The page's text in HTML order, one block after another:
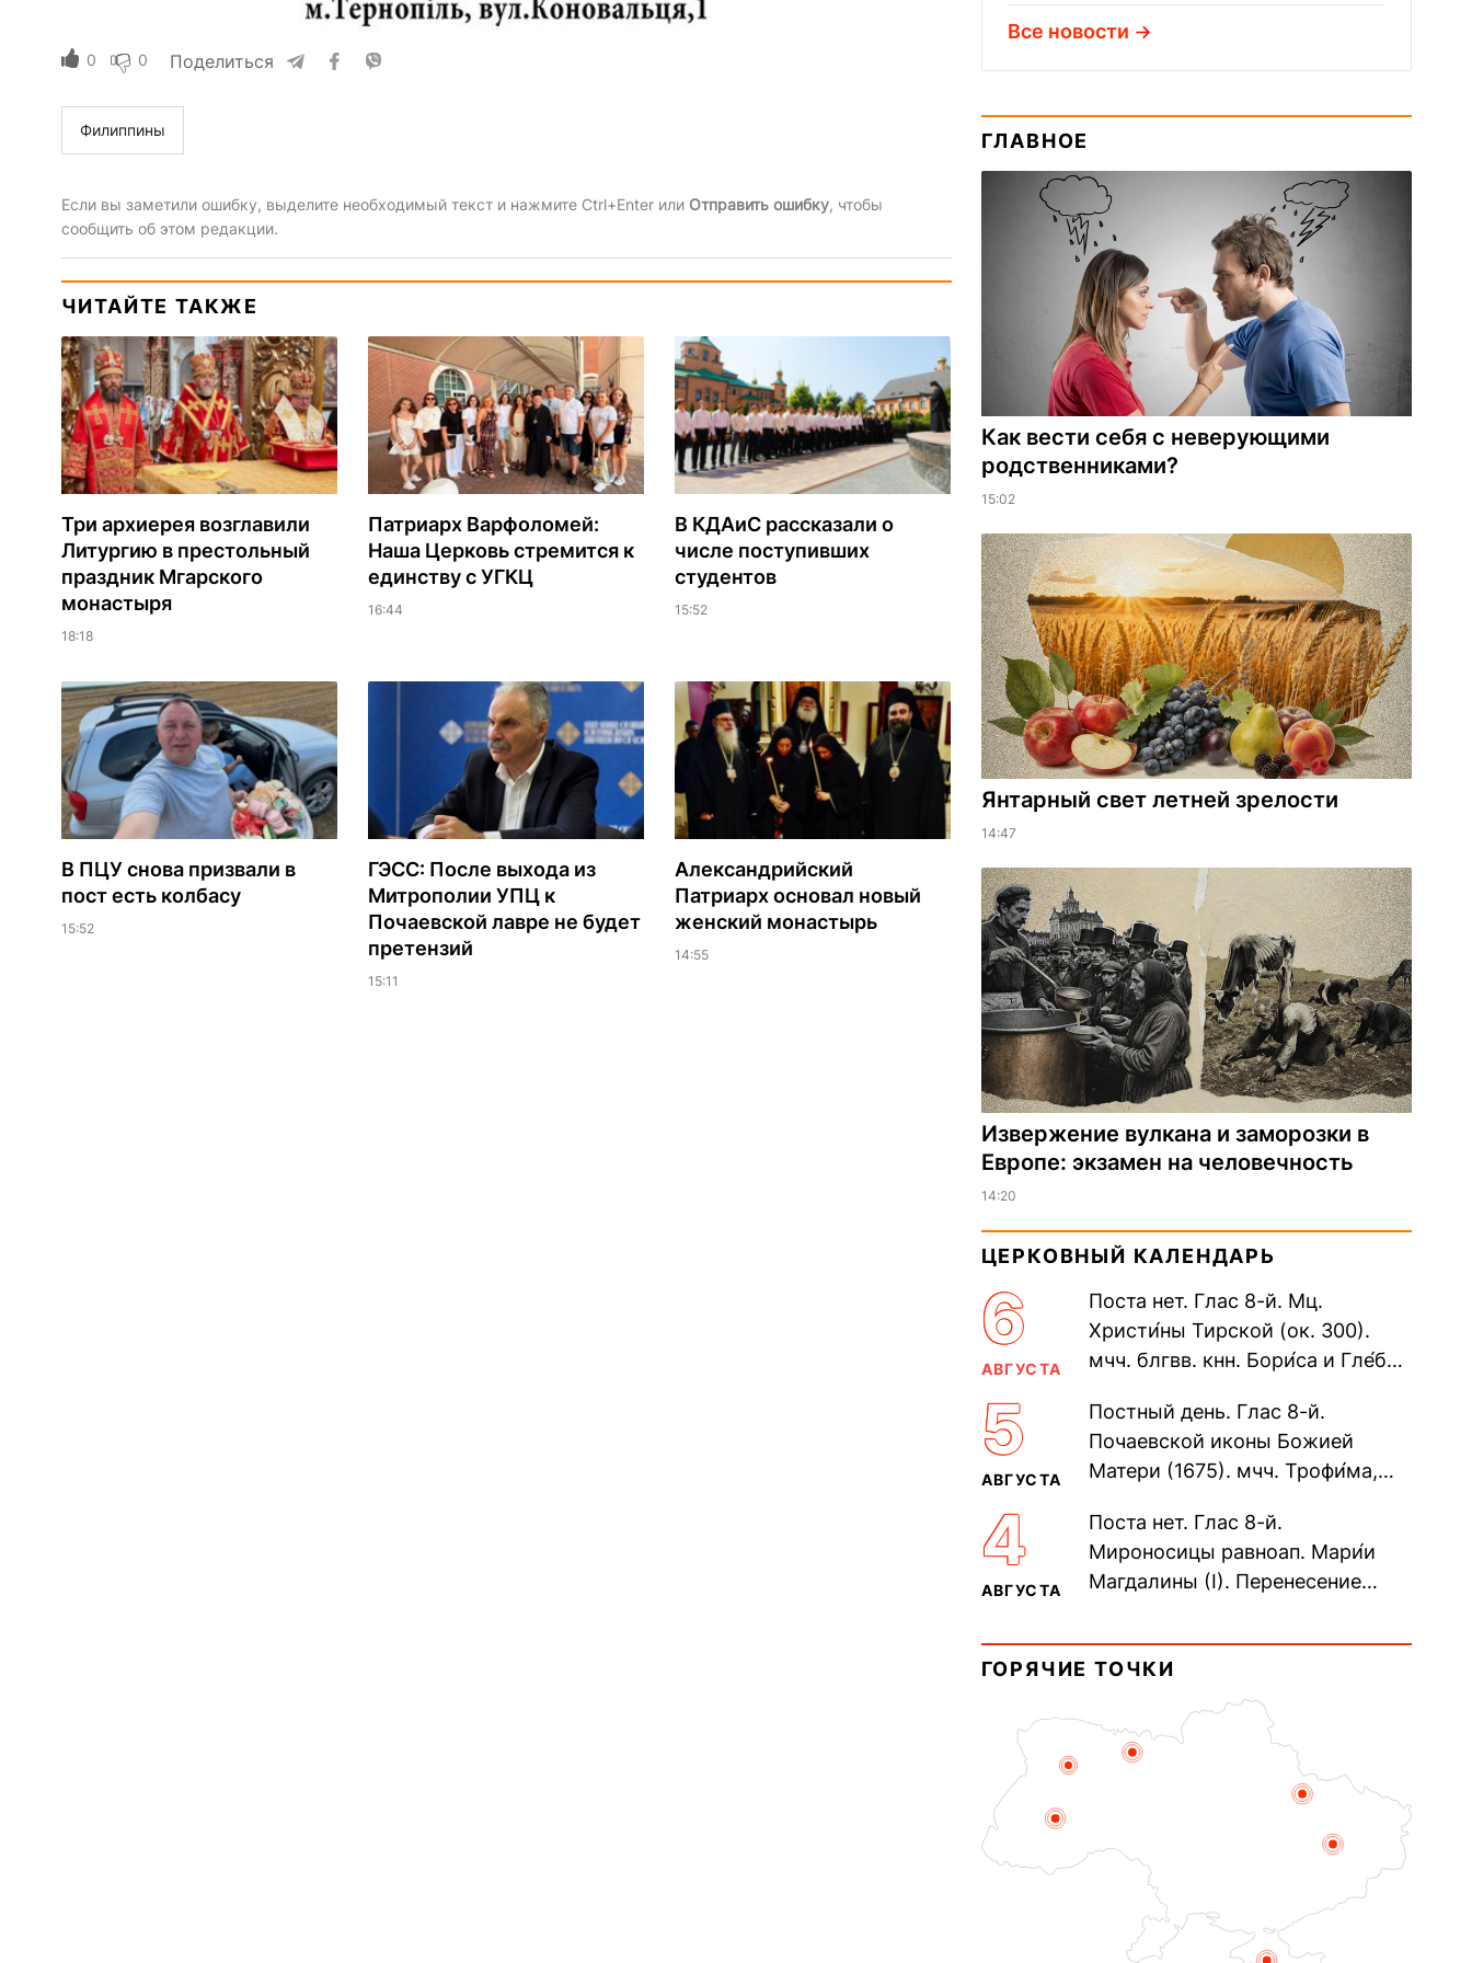
0 0 Поделиться
Филиппины
Если вы заметили ошибку, выделите необходимый текст и нажмите Ctrl+Enter или Отправить ошибку, чтобы
сообщить об этом редакции.
ЧИТАЙТЕ ТАКЖЕ
Три архиерея возглавили
Литургию в престольный
праздник Мгарского
монастыря
18:18
Патриарх Варфоломей:
Наша Церковь стремится к
единству с УГКЦ
16:44
В КДАиС рассказали о
числе поступивших
студентов
15:52
В ПЦУ снова призвали в
пост есть колбасу
15:52
ГЭСС: После выхода из
Митрополии УПЦ к
Почаевской лавре не будет
претензий
15:11
Александрийский
Патриарх основал новый
женский монастырь
14:55
Все новости
ГЛАВНОЕ
Как вести себя с неверующими
родственниками?
15:02
Янтарный свет летней зрелости
14:47
Извержение вулкана и заморозки в
Европе: экзамен на человечность
14:20
ЦЕРКОВНЫЙ КАЛЕНДАРЬ
6
АВГУСТА
Поста нет. Глас 8-й. Мц.
Христи́ны Тирской (ок. 300).
мчч. блгвв. кнн. Бори́са и Гле́ба,
Дави́да (1015). Прп....
5
АВГУСТА
Постный день. Глас 8-й.
Почаевской иконы Божией
Матери (1675). мчч. Трофи́ма,
мучеников (284–305). прав.
воина Фео́дора...
4
АВГУСТА
Поста нет. Глас 8-й.
Мироносицы равноап. Мари́и
Магдалины (I). Перенесение
Синопского (403–404). Прп.
Корни́лия...
ГОРЯЧИЕ ТОЧКИ